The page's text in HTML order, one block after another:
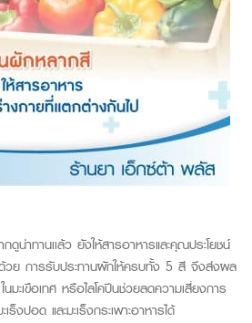
น่าทานเเล้ว ยังให้สารอาหารและคุณประโยชน์
วย การรับประทานผักให้ครบทั้ง 5 สี จึงส่งผล
ะเขือเทศ หรือไลโคปีนช่วยลดความเสี่ยงการ
ร็งปอด และมะเร็งกระเพาะอาหารได้